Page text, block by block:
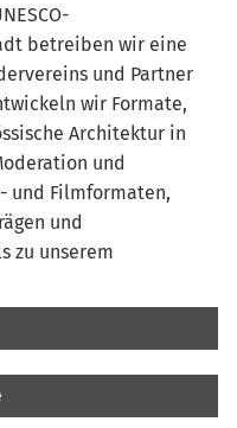
betreiben wir eine
und Partner
wir Formate,
Architektur in
und
und Filmformaten,
und
zu unserem